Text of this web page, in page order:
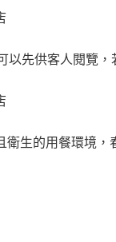
以先供客人閱覽
衛生的用餐環境